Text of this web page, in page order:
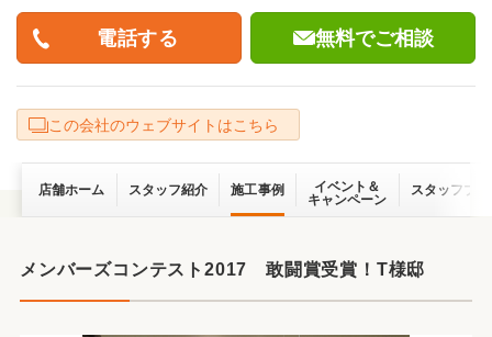
無料でご相談
この会社のウェブサイトはこちら
店舗ホーム スタッフ紹介 施工事例
イベント＆
キャンペーン
スタッフブ
メンバーズコンテスト2017 敢闘賞受賞！T様邸